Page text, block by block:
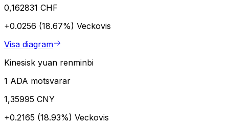
0,162831 CHF
+0.0256 (18.67%) Veckovis
Visa diagram
Kinesisk yuan renminbi
1 ADA motsvarar
1,35995 CNY
+0.2165 (18.93%) Veckovis